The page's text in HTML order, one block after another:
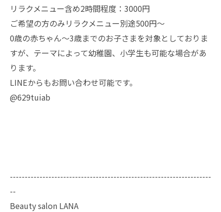
リラクメニュー含め2時間程度：3000円
ご希望の方のみリラクメニュー別途500円〜
0歳の赤ちゃん〜3歳までのお子さまを対象としておりま
すが、テーマによって幼稚園、小学生も可能な場合があ
ります。
LINEからもお問い合わせ可能です。
@629tuiab
--------------------------------------------------------------------
--
Beauty salon LANA